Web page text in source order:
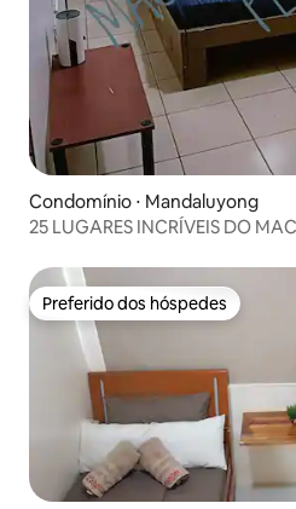
Condomínio ⋅ Mandaluyong
25 LUGARES INCRÍVEIS DO
Preferido dos hóspedes
Preferido dos hóspedes